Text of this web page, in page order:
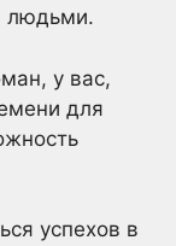
людьми.
у вас,
для
успехов в